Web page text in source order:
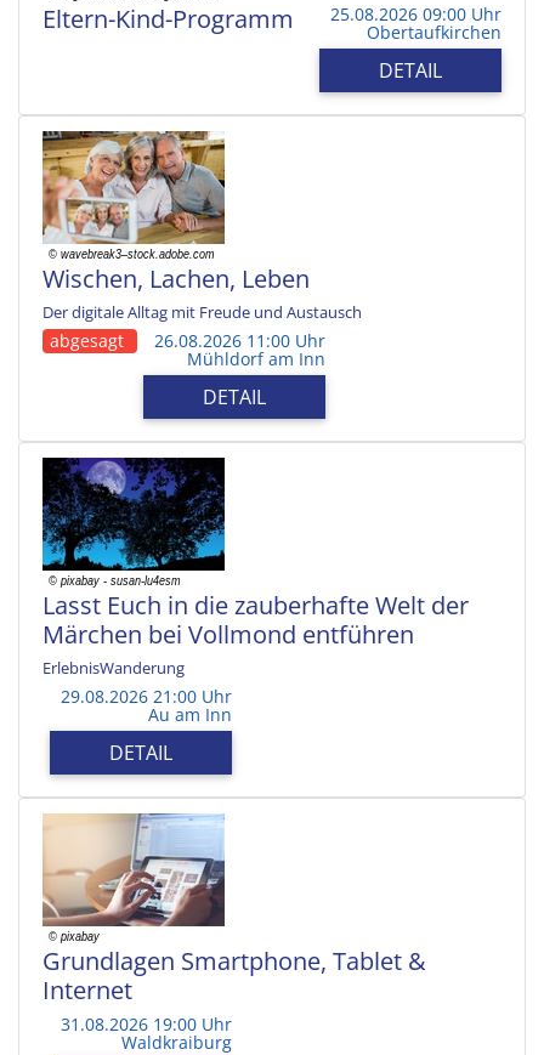
Eltern-Kind-Programm 25.08.2026 09:00 Uhr
Obertaufkirchen
DETAIL
Wischen, Lachen, Leben
Der digitale Alltag mit Freude und Austausch
abgesagt 26.08.2026 11:00 Uhr
Mühldorf am Inn
DETAIL
Lasst Euch in die zauberhafte Welt der
Märchen bei Vollmond entführen
ErlebnisWanderung
29.08.2026 21:00 Uhr
Au am Inn
DETAIL
Grundlagen Smartphone, Tablet &
Internet
31.08.2026 19:00 Uhr
Waldkraiburg